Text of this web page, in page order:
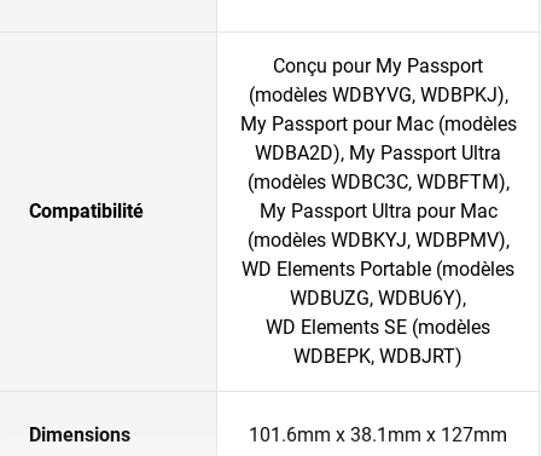
Compatibilité
Conçu pour My Passport
(modèles WDBYVG, WDBPKJ),
My Passport pour Mac (modèles
WDBA2D), My Passport Ultra
(modèles WDBC3C, WDBFTM),
My Passport Ultra pour Mac
(modèles WDBKYJ, WDBPMV),
WD Elements Portable (modèles
WDBUZG, WDBU6Y),
WD Elements SE (modèles
WDBEPK, WDBJRT)
Dimensions 101.6mm x 38.1mm x 127mm